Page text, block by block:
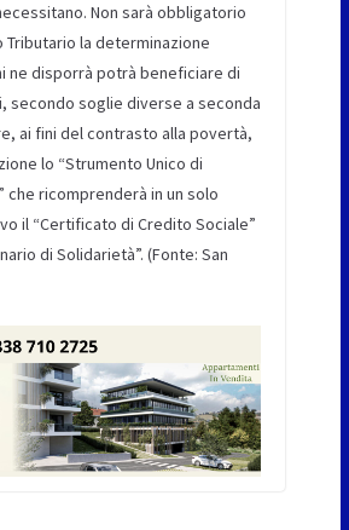
Non sarà obbligatorio
Tributario la determinazione
ne disporrà potrà beneficiare di
secondo soglie diverse a seconda
ai fini del contrasto alla povertà,
lo “Strumento Unico di
che ricomprenderà in un solo
il “Certificato di Credito Sociale”
di Solidarietà”. (Fonte: San